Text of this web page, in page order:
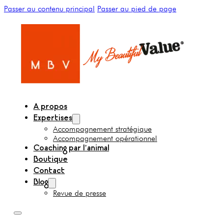
Passer au contenu principal Passer au pied de page
A propos
Expertises
Accompagnement stratégique
Accompagnement opérationnel
Coaching par l’animal
Boutique
Contact
Blog
Revue de presse